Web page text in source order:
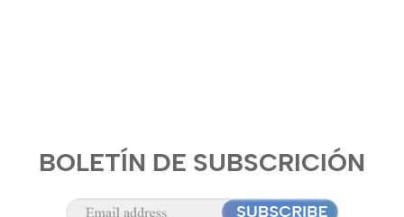
BOLETÍN DE SUBSCRICIÓN